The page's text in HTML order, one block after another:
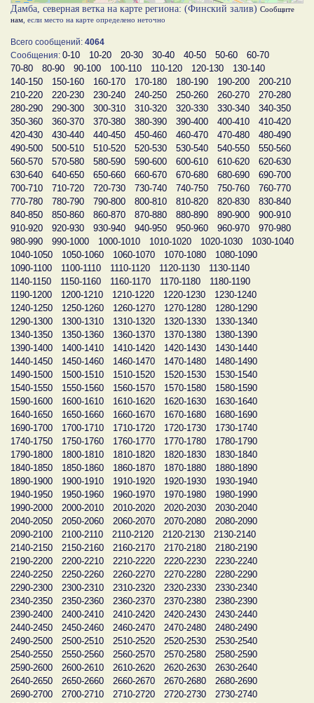
Дамба, северная ветка на карте региона: (Финский залив) Сообщите
нам , если место на карте определено неточно
Всего сообщений: 4064
Сообщения: 0-10 10-20 20-30 30-40 40-50 50-60
60-70
70-80
80-90 90-100 100-110 110-120 120-130
130-140
140-150
150-160 160-170 170-180 180-190 190-200
200-210
210-220
220-230 230-240 240-250 250-260 260-270
270-280
280-290
290-300 300-310 310-320 320-330 330-340
340-350
350-360
360-370 370-380 380-390 390-400 400-410
410-420
420-430
430-440 440-450 450-460 460-470 470-480
480-490
490-500
500-510 510-520 520-530 530-540 540-550
550-560
560-570
570-580 580-590 590-600 600-610 610-620
620-630
630-640
640-650 650-660 660-670 670-680 680-690
690-700
700-710
710-720 720-730 730-740 740-750 750-760
760-770
770-780
780-790 790-800 800-810 810-820 820-830
830-840
840-850
850-860 860-870 870-880 880-890 890-900
900-910
910-920
920-930 930-940 940-950 950-960 960-970
970-980
980-990
990-1000 1000-1010 1010-1020 1020-1030
1030-1040
1040-1050
1050-1060 1060-1070 1070-1080
1080-1090
1090-1100
1100-1110 1110-1120 1120-1130
1130-1140
1140-1150
1150-1160 1160-1170 1170-1180
1180-1190
1190-1200
1200-1210 1210-1220 1220-1230
1230-1240
1240-1250
1250-1260 1260-1270 1270-1280
1280-1290
1290-1300
1300-1310 1310-1320 1320-1330
1330-1340
1340-1350
1350-1360 1360-1370 1370-1380
1380-1390
1390-1400
1400-1410 1410-1420 1420-1430
1430-1440
1440-1450
1450-1460 1460-1470 1470-1480
1480-1490
1490-1500
1500-1510 1510-1520 1520-1530
1530-1540
1540-1550
1550-1560 1560-1570 1570-1580
1580-1590
1590-1600
1600-1610 1610-1620 1620-1630
1630-1640
1640-1650
1650-1660 1660-1670 1670-1680
1680-1690
1690-1700
1700-1710 1710-1720 1720-1730
1730-1740
1740-1750
1750-1760 1760-1770 1770-1780
1780-1790
1790-1800
1800-1810 1810-1820 1820-1830
1830-1840
1840-1850
1850-1860 1860-1870 1870-1880
1880-1890
1890-1900
1900-1910 1910-1920 1920-1930
1930-1940
1940-1950
1950-1960 1960-1970 1970-1980
1980-1990
1990-2000
2000-2010 2010-2020 2020-2030
2030-2040
2040-2050
2050-2060 2060-2070 2070-2080
2080-2090
2090-2100
2100-2110 2110-2120 2120-2130
2130-2140
2140-2150
2150-2160 2160-2170 2170-2180
2180-2190
2190-2200
2200-2210 2210-2220 2220-2230
2230-2240
2240-2250
2250-2260 2260-2270 2270-2280
2280-2290
2290-2300
2300-2310 2310-2320 2320-2330
2330-2340
2340-2350
2350-2360 2360-2370 2370-2380
2380-2390
2390-2400
2400-2410 2410-2420 2420-2430
2430-2440
2440-2450
2450-2460 2460-2470 2470-2480
2480-2490
2490-2500
2500-2510 2510-2520 2520-2530
2530-2540
2540-2550
2550-2560 2560-2570 2570-2580
2580-2590
2590-2600
2600-2610 2610-2620 2620-2630
2630-2640
2640-2650
2650-2660 2660-2670 2670-2680
2680-2690
2690-2700
2700-2710 2710-2720 2720-2730
2730-2740